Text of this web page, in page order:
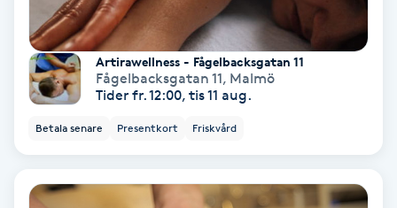
Fotsvamp
Fotvård
Fransar
Artirawellness - Fågelbacksgatan 11
Fågelbacksgatan 11, Malmö
Tider fr. 12:00, tis 11 aug.
Betala senare Presentkort Friskvård